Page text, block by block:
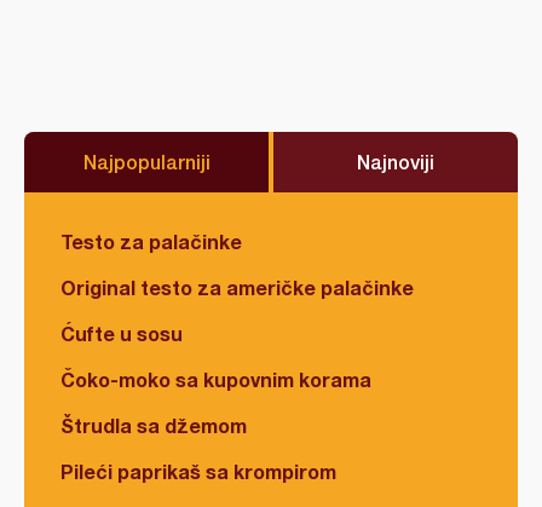
Najpopularniji Najnoviji
Testo za palačinke
Original testo za američke palačinke
Ćufte u sosu
Čoko-moko sa kupovnim korama
Štrudla sa džemom
Pileći paprikaš sa krompirom